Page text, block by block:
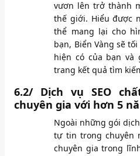
vươn lên trở thành
thế giới. Hiểu được
thể mang lại cho
bạn, Biển Vàng sẽ
hiện có của bạn và
trang kết quả tìm
6.2/ Dịch vụ SEO
chuyên gia với hơn 5
Ngoài những gói
tự tin trong chuyên
chuyên gia trong